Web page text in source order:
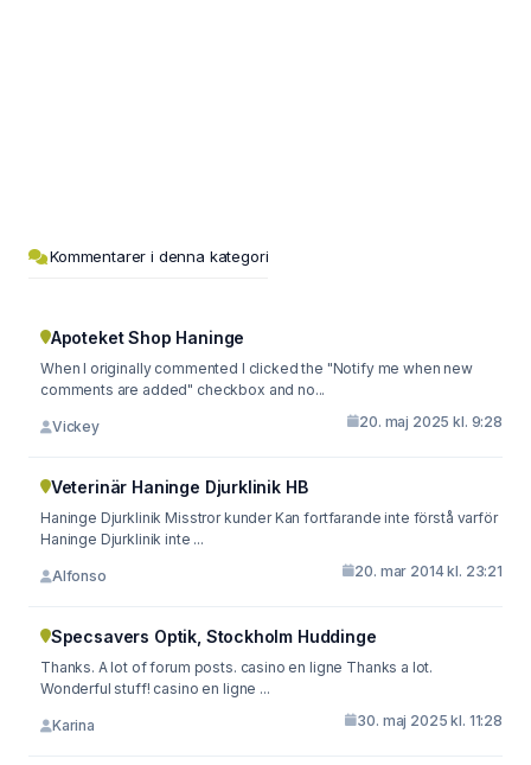
Kommentarer i denna kategori
Apoteket Shop Haninge
When I originally commented I clicked the "Notify me when new
comments are added" checkbox and no...
Vickey 20. maj 2025 kl. 9:28
Veterinär Haninge Djurklinik HB
Haninge Djurklinik Misstror kunder Kan fortfarande inte förstå varför
Haninge Djurklinik inte ...
Alfonso 20. mar 2014 kl. 23:21
Specsavers Optik, Stockholm Huddinge
Thanks. A lot of forum posts. casino en ligne Thanks a lot.
Wonderful stuff! casino en ligne ...
Karina 30. maj 2025 kl. 11:28